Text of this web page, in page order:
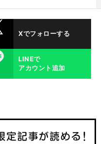
Xでフォローする
LINEで
アカウント追加